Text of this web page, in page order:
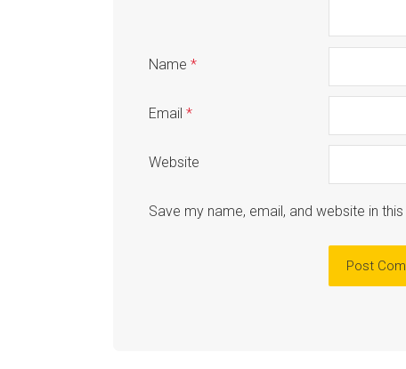
Name *
Email *
Website
Save my name, email, and website in